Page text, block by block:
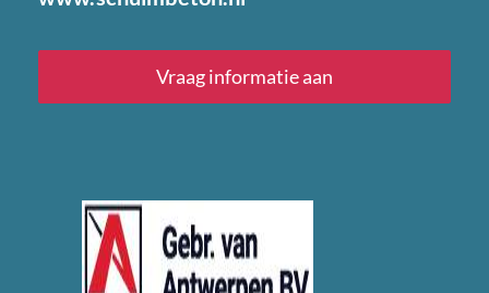
Vraag informatie aan